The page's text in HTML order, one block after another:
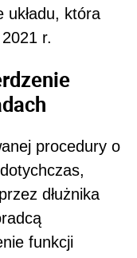
układu, która
r.
procedury o
dłużnika
funkcji